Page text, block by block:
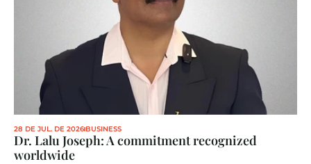
28 DE JUL. DE 2026 BUSINESS
Dr. Lalu Joseph: A commitment recognized
worldwide